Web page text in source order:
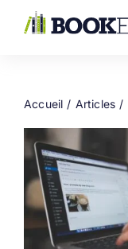
Accueil Articles